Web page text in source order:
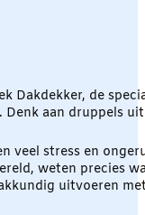
Dakdekker, de
Denk aan druppels
veel stress en
weten precies
uitvoeren